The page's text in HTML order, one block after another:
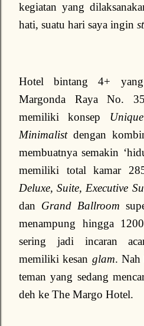
kegiatan yang
hati, suatu hari saya ingin
Hotel bintang 4+
Margonda Raya No.
memiliki konsep
Minimalistdengan
membuatnya semakin
memiliki total kamar
Deluxe, Suite, Executive
dan Grand Ballroom
menampung hingga
sering jadi incaran
memiliki kesan glam. Nah
teman yang sedang
deh ke The Margo Hotel.